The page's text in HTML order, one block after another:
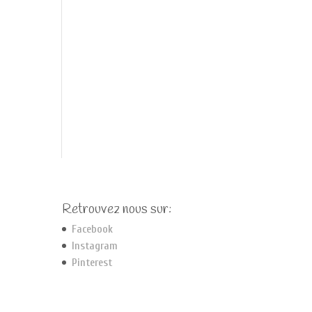
Retrouvez nous sur:
Facebook
Instagram
Pinterest